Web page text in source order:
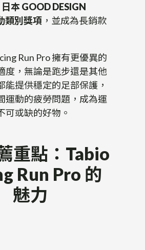
日本 GOOD DESIGN
類別獎項 ，並成為長銷款
Run Pro 擁有更優異的
度，無論是跑步還是其他
能提供穩定的足部保護，
運動的疲勞問題，成為運
可或缺的好物。
重點：Tabio
Run Pro 的
魅力